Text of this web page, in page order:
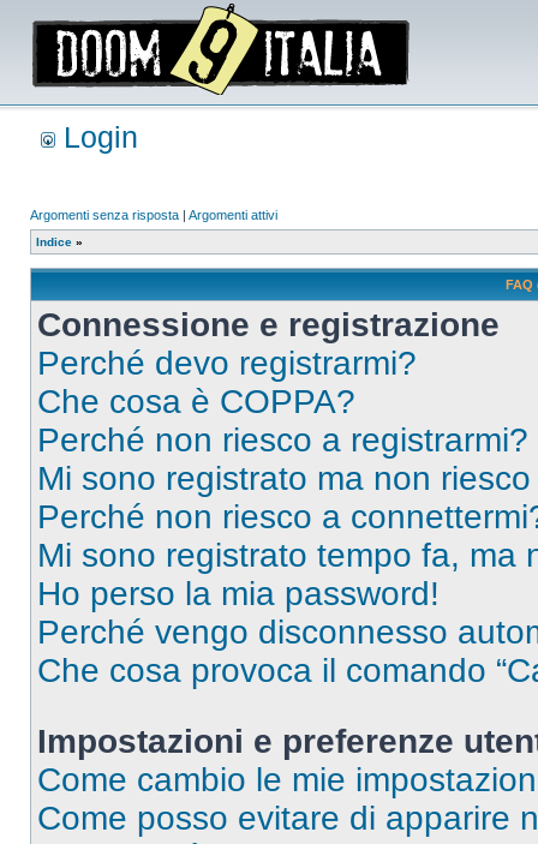
Login
Argomenti senza risposta | Argomenti attivi
Indice »
FAQ
Connessione e registrazione
Perché devo registrarmi?
Che cosa è COPPA?
Perché non riesco a registrarmi?
Mi sono registrato ma non
Perché non riesco a
Mi sono registrato tempo fa, ma
Ho perso la mia password!
Perché vengo disconnesso
Che cosa provoca il comando
Impostazioni e preferenze
Come cambio le mie
Come posso evitare di apparire